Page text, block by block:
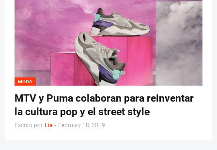
MODA
MTV y Puma colaboran para reinventar
la cultura pop y el street style
Escrito por Lia - February 18, 2019